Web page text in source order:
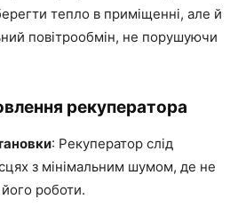
тепло в приміщенні, але й
повітрообмін, не порушуючи
рекуператора
: Рекуператор слід
з мінімальним шумом, де не
роботи.